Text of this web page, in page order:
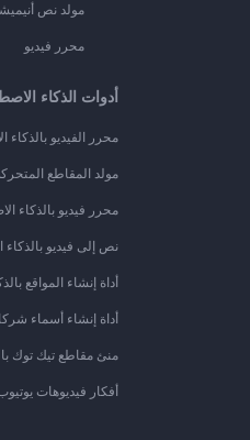
مولد نص
محرر فيديو
أدوات الذكاء
محرر الفيديو بالذكاء
مولد المقاطع
محرر فيديو بالذكاء
نص إلى فيديو
أداة إنشاء المواقع
أداة إنشاء أسماء
منئ مقاطع تيك توك
أفكار فيديوهات